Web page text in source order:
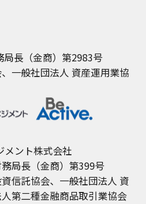
長（金商）第2983号
一般社団法人 資産運用業協
メント株式会社
局長（金商）第399号
信託協会、一般社団法人 資
第二種金融商品取引業協会